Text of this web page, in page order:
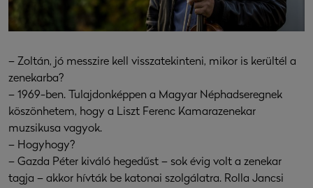
– Zoltán, jó messzire kell visszatekinteni, mikor is kerültél a
zenekarba?
– 1969-ben. Tulajdonképpen a Magyar Néphadseregnek
köszönhetem, hogy a Liszt Ferenc Kamarazenekar
muzsikusa vagyok.
– Hogyhogy?
– Gazda Péter kiváló hegedűst – sok évig volt a zenekar
tagja – akkor hívták be katonai szolgálatra. Rolla Jancsi